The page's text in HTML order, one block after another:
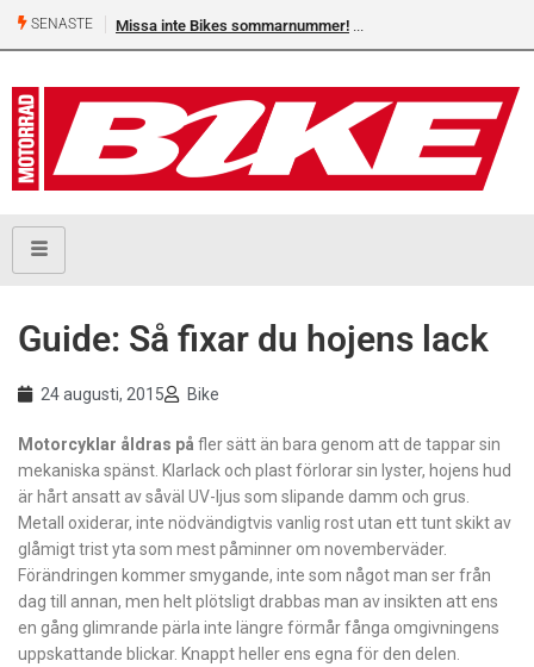
SENASTE Missa inte Bikes sommarnummer!
Guide: Så fixar du hojens lack
24 augusti, 2015 Bike
M otorcyklar åldras på fler sätt än bara genom att de tappar sin
mekaniska spänst. Klarlack och plast förlorar sin lyster, hojens hud
är hårt ansatt av såväl UV-ljus som slipande damm och grus.
Metall oxiderar, inte nödvändigtvis vanlig rost utan ett tunt skikt av
glåmigt trist yta som mest påminner om novemberväder.
Förändringen kommer smygande, inte som något man ser från
dag till annan, men helt plötsligt drabbas man av insikten att ens
en gång glimrande pärla inte längre förmår fånga omgivningens
uppskattande blickar. Knappt heller ens egna för den delen.